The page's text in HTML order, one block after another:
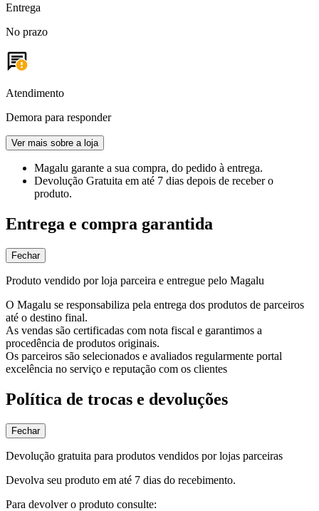
Entrega
No prazo
Atendimento
Demora para responder
Ver mais sobre a loja
Magalu garante a sua compra, do pedido à entrega.
Devolução Gratuita em até 7 dias depois de receber o
produto.
Entrega e compra garantida
Fechar
Produto vendido por loja parceira e entregue pelo Magalu
O Magalu se responsabiliza pela entrega dos produtos de parceiros
até o destino final.
As vendas são certificadas com nota fiscal e garantimos a
procedência de produtos originais.
Os parceiros são selecionados e avaliados regularmente portal
excelência no serviço e reputação com os clientes
Política de trocas e devoluções
Fechar
Devolução gratuita para produtos vendidos por lojas parceiras
Devolva seu produto em até 7 dias do recebimento.
Para devolver o produto consulte: